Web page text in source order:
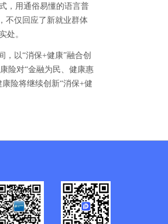
，用通俗易懂的语言普
不仅回应了新就业群体
处。
，以“消保+健康”融合创
险对“金融为民、健康惠
险将继续创新“消保+健